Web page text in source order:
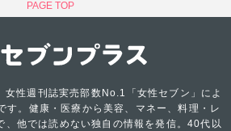
PAGE TOP
女性週刊誌実売部数No.1「女性セブン」によ
す。健康・医療から美容、マネー、料理・レ
、他では読めない独自の情報を発信。40代以